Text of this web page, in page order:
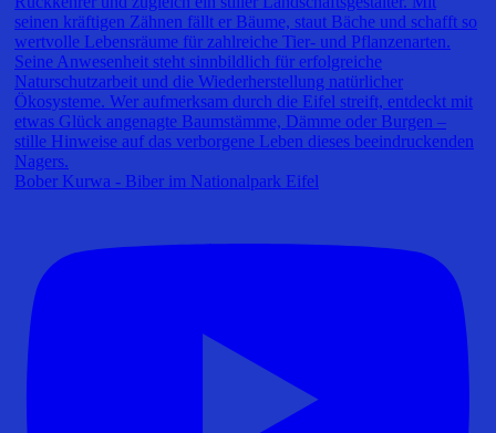
Bober Kurwa - Biber im Nationalpark Eifel